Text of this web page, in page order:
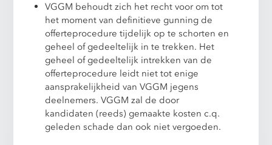
VGGM behoudt zich het recht voor om tot
het moment van definitieve gunning de
offerteprocedure tijdelijk op te schorten en
geheel of gedeeltelijk in te trekken. Het
geheel of gedeeltelijk intrekken van de
offerteprocedure leidt niet tot enige
aansprakelijkheid van VGGM jegens
deelnemers. VGGM zal de door
kandidaten (reeds) gemaakte kosten c.q.
geleden schade dan ook niet vergoeden.